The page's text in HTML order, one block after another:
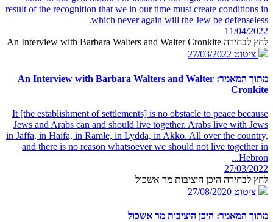
result of the recognition that we in our time must create conditions in
which never again will the Jew be defenseless.
11/04/2022
לחץ לבחירה An Interview with Barbara Walters and Walter Cronkite
ציטוט 27/03/2022
מתוך המאמר: An Interview with Barbara Walters and Walter
Cronkite
It [the establishment of settlements] is no obstacle to peace because
Jews and Arabs can and should live together. Arabs live with Jews
in Jaffa, in Haifa, in Ramle, in Lydda, in Akko. All over the country,
and there is no reason whatsoever we should not live together in
Hebron...
27/03/2022
לחץ לבחירה היכן היציבות מר אשכול
ציטוט 27/08/2020
מתוך המאמר: היכן היציבות מר אשכול